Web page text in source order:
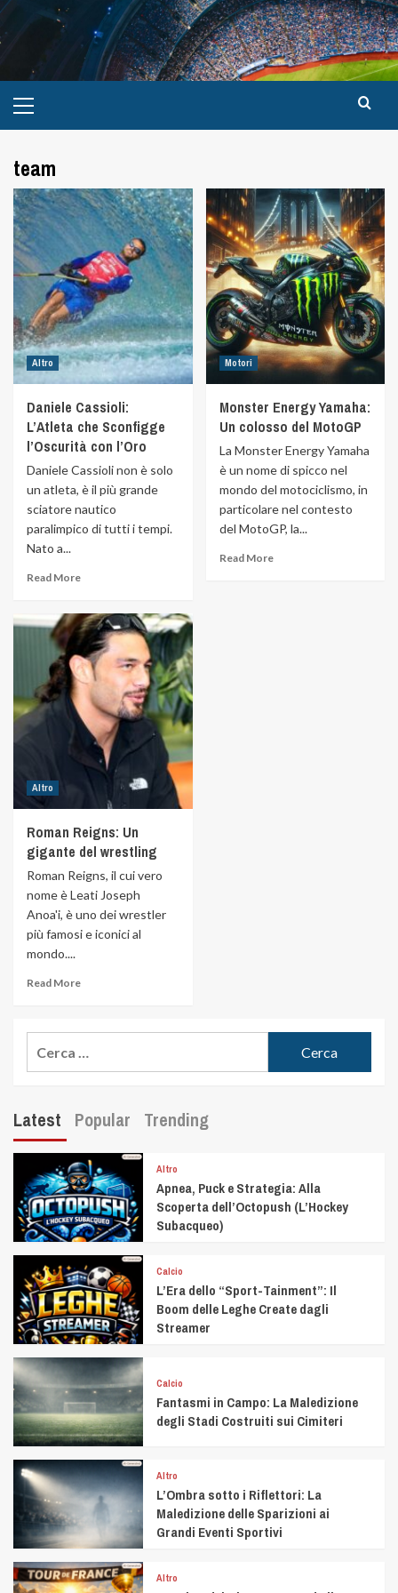
team
Altro
Daniele Cassioli:
L’Atleta che Sconfigge
l’Oscurità con l’Oro
Daniele Cassioli non è solo
un atleta, è il più grande
sciatore nautico
paralimpico di tutti i tempi.
Nato a...
Read More
Motori
Monster Energy Yamaha:
Un colosso del MotoGP
La Monster Energy Yamaha
è un nome di spicco nel
mondo del motociclismo, in
particolare nel contesto
del MotoGP, la...
Read More
Altro
Roman Reigns: Un
gigante del wrestling
Roman Reigns, il cui vero
nome è Leati Joseph
Anoa'i, è uno dei wrestler
più famosi e iconici al
mondo....
Read More
Latest Popular Trending
Altro
Apnea, Puck e Strategia: Alla
Scoperta dell’Octopush (L’Hockey
Subacqueo)
Calcio
L’Era dello “Sport-Tainment”: Il
Boom delle Leghe Create dagli
Streamer
Calcio
Fantasmi in Campo: La Maledizione
degli Stadi Costruiti sui Cimiteri
Altro
L’Ombra sotto i Riflettori: La
Maledizione delle Sparizioni ai
Grandi Eventi Sportivi
Altro